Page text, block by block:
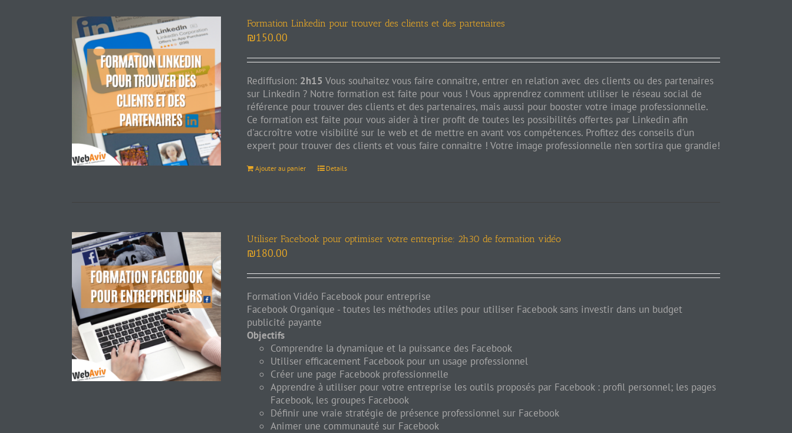
Formation Linkedin pour trouver des clients et des partenaires
₪150.00
Rediffusion: 2h15 Vous souhaitez vous faire connaitre, entrer en relation avec des clients ou des partenaires
sur Linkedin ? Notre formation est faite pour vous ! Vous apprendrez comment utiliser le réseau social de
référence pour trouver des clients et des partenaires, mais aussi pour booster votre image professionnelle.
Ce formation est faite pour vous aider à tirer profit de toutes les possibilités offertes par Linkedin afin
d'accroître votre visibilité sur le web et de mettre en avant vos compétences. Profitez des conseils d'un
expert pour trouver des clients et vous faire connaitre ! Votre image professionnelle n'en sortira que grandie!
Ajouter au panier Details
Utiliser Facebook pour optimiser votre entreprise: 2h30 de formation vidéo
₪180.00
Formation Vidéo Facebook pour entreprise
Facebook Organique - toutes les méthodes utiles pour utiliser Facebook sans investir dans un budget
publicité payante
Objectifs
Comprendre la dynamique et la puissance des Facebook
Utiliser efficacement Facebook pour un usage professionnel
Créer une page Facebook professionnelle
Apprendre à utiliser pour votre entreprise les outils proposés par Facebook : profil personnel; les pages
Facebook, les groupes Facebook
Définir une vraie stratégie de présence professionnel sur Facebook
Animer une communauté sur Facebook